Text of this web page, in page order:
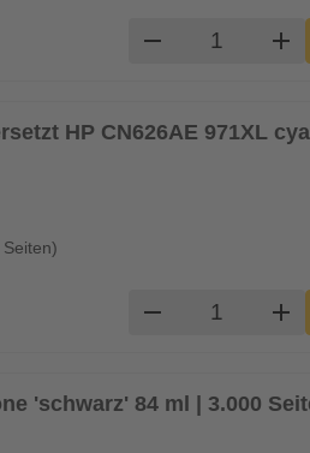
remove Produktadd
HP CN626AE 971XL
remove Produktadd
'schwarz' 84 ml | 3.000